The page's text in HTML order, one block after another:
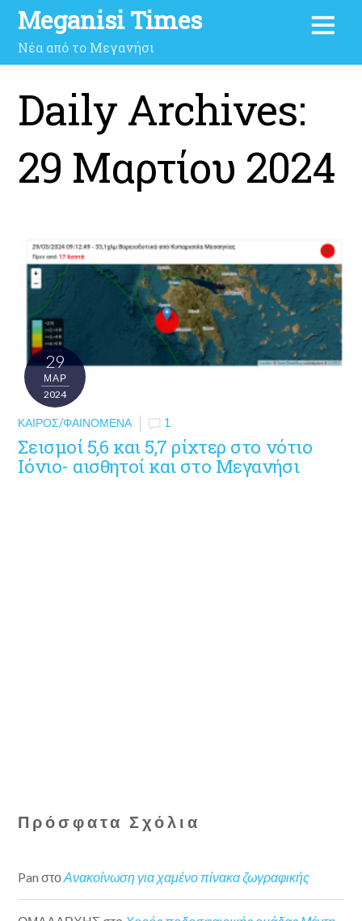
Meganisi Times
Νέα από το Μεγανήσι
Daily Archives:
29 Μαρτίου 2024
29
ΜΑΡ
2024
ΚΑΙΡΌΣ/ΦΑΙΝΌΜΕΝΑ 1
Σεισμοί 5,6 και 5,7 ρίχτερ στο νότιο
Ιόνιο- αισθητοί και στο Μεγανήσι
Πρόσφατα Σχόλια
Pan στοΑνακοίνωση για χαμένο πίνακα ζωγραφικής